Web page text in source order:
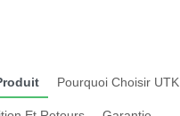
Pourquoi Choisir UTK